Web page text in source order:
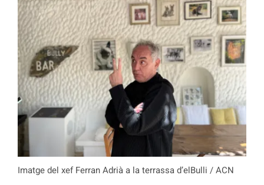
Imatge del xef Ferran Adrià a la terrassa d’elBulli / ACN